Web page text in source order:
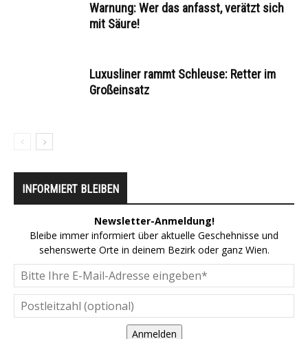
Warnung: Wer das anfasst, verätzt sich
mit Säure!
Luxusliner rammt Schleuse: Retter im
Großeinsatz
INFORMIERT BLEIBEN
Newsletter-Anmeldung!
Bleibe immer informiert über aktuelle Geschehnisse und
sehenswerte Orte in deinem Bezirk oder ganz Wien.
Anmelden